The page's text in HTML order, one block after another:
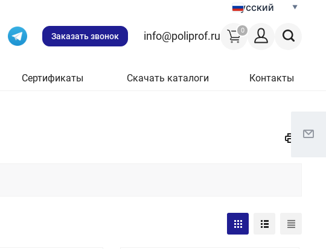
Русский
0
Заказать звонок info@poliprof.ru
Сертификаты Скачать каталоги Контакты